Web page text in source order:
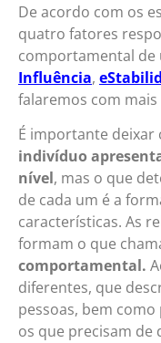
De acordo com os
quatro fatores
comportamental de
Influência,
falaremos com
É importante deixar
indivíduo
nível, mas o que
de cada um é a
características. As
formam o que
comportamental.
diferentes, que
pessoas, bem
os que precisam de